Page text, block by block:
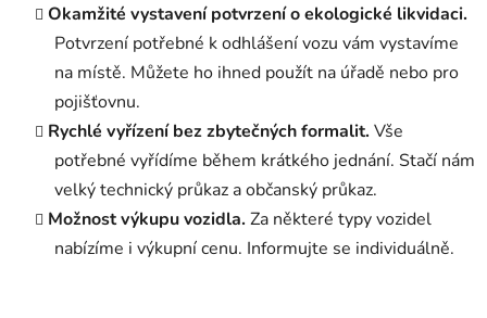
Okamžité vystavení potvrzení o ekologické likvidaci.
Potvrzení potřebné k odhlášení vozu vám vystavíme
na místě. Můžete ho ihned použít na úřadě nebo pro
pojišťovnu.
Rychlé vyřízení bez zbytečných formalit. Vše
potřebné vyřídíme během krátkého jednání. Stačí nám
velký technický průkaz a občanský průkaz.
Možnost výkupu vozidla. Za některé typy vozidel
nabízíme i výkupní cenu. Informujte se individuálně.